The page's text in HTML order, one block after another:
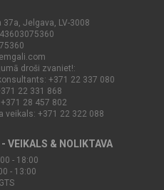
37a, Jelgava, LV-3008
droši zvaniet!:
+371 22 337 080
22 331 868
28 457 802
veikals: +371 22 322 088
VEIKALS & NOLIKTAVA
- 18:00
- 13:00